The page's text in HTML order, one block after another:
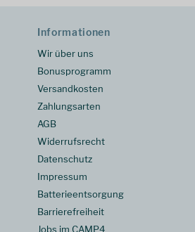
Informationen
Wir über uns
Bonusprogramm
Versandkosten
Zahlungsarten
AGB
Widerrufsrecht
Datenschutz
Impressum
Batterieentsorgung
Barrierefreiheit
Jobs im CAMP4